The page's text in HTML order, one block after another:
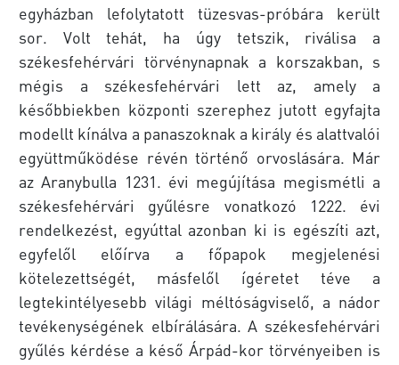
egyházban lefolytatott tüzesvas-próbára került
sor. Volt tehát, ha úgy tetszik, riválisa a
székesfehérvári törvénynapnak a korszakban, s
mégis a székesfehérvári lett az, amely a
későbbiekben központi szerephez jutott egyfajta
modellt kínálva a panaszoknak a király és alattvalói
együttműködése révén történő orvoslására. Már
az Aranybulla 1231. évi megújítása megismétli a
székesfehérvári gyűlésre vonatkozó 1222. évi
rendelkezést, egyúttal azonban ki is egészíti azt,
egyfelől előírva a főpapok megjelenési
kötelezettségét, másfelől ígéretet téve a
legtekintélyesebb világi méltóságviselő, a nádor
tevékenységének elbírálására. A székesfehérvári
gyűlés kérdése a késő Árpád-kor törvényeiben is